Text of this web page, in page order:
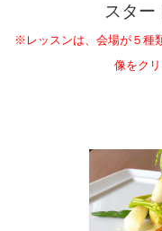
スター
※レッスンは、会場が５種
像をク